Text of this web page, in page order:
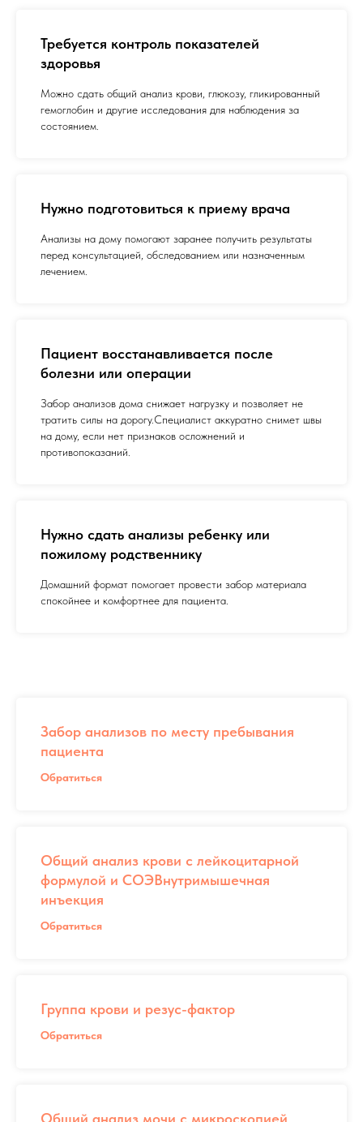
Требуется контроль показателей
здоровья
Можно сдать общий анализ крови, глюкозу, гликированный
гемоглобин и другие исследования для наблюдения за
состоянием.
Нужно подготовиться к приему врача
Анализы на дому помогают заранее получить результаты
перед консультацией, обследованием или назначенным
лечением.
Пациент восстанавливается после
болезни или операции
Забор анализов дома снижает нагрузку и позволяет не
тратить силы на дорогу.Специалист аккуратно снимет швы
на дому, если нет признаков осложнений и
противопоказаний.
Нужно сдать анализы ребенку или
пожилому родственнику
Домашний формат помогает провести забор материала
спокойнее и комфортнее для пациента.
Забор анализов по месту пребывания
пациента
Обратиться
Общий анализ крови с лейкоцитарной
формулой и СОЭВнутримышечная
инъекция
Обратиться
Группа крови и резус-фактор
Обратиться
Общий анализ мочи с микроскопией